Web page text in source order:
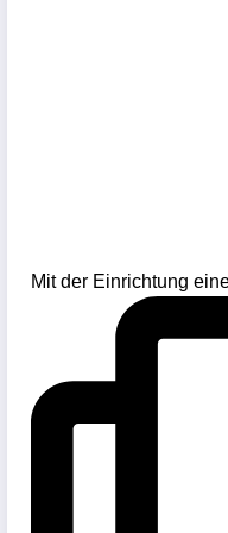
Mit der Einrichtung